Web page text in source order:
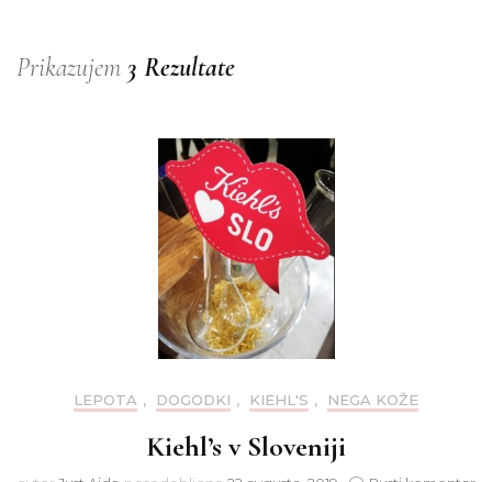
Prikazujem 3 Rezultate
LEPOTA , DOGODKI , KIEHL'S , NEGA KOŽE
Kiehl’s v Sloveniji